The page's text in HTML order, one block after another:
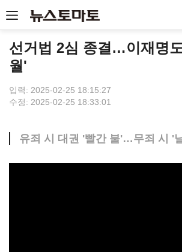
선거법 2심 종결…이재명
월'
입력: 2025-02-25 18:15:27
수정: 2025-02-25 18:33:01
유죄 시 대권 '빨간 불'…무죄 시 '